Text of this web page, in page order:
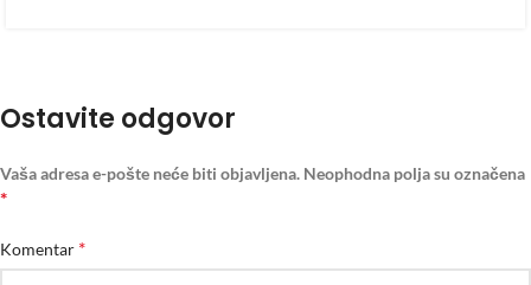
Ostavite odgovor
Vaša adresa e-pošte neće biti objavljena. Neophodna polja su označena
*
Komentar *